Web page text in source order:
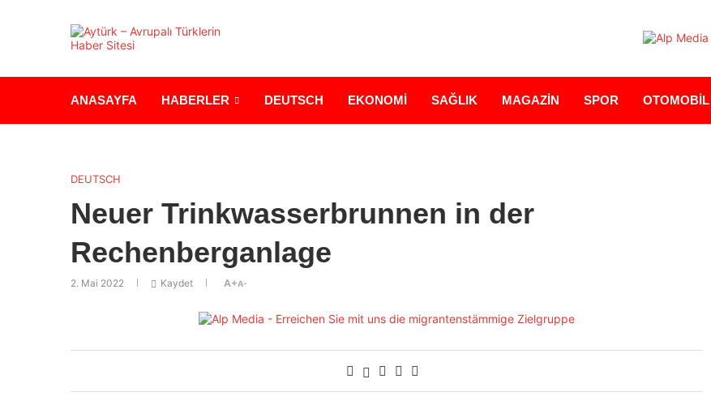
ANASAYFA HABERLER DEUTSCH EKONOMİ SAĞLIK MAGAZİN SPOR OTOMOBİL
DEUTSCH
Neuer Trinkwasserbrunnen in der
Rechenberganlage
2. Mai 2022 Kaydet A+A-